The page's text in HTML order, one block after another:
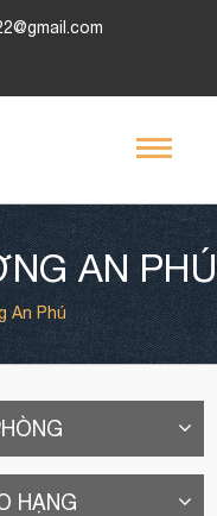
AN PHÚ
An Phú
HẠNG